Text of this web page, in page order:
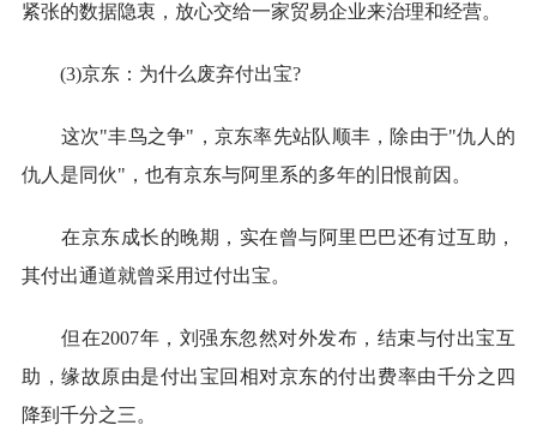
紧张的数据隐衷，放心交给一家贸易企业来治理和经营。
(3)京东：为什么废弃付出宝?
这次"丰鸟之争"，京东率先站队顺丰，除由于"仇人的
仇人是同伙"，也有京东与阿里系的多年的旧恨前因。
在京东成长的晚期，实在曾与阿里巴巴还有过互助，
其付出通道就曾采用过付出宝。
但在2007年，刘强东忽然对外发布，结束与付出宝互
助，缘故原由是付出宝回相对京东的付出费率由千分之四
降到千分之三。